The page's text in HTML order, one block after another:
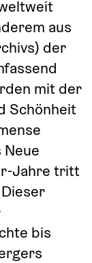
aus
der
mit der
Schönheit
Neue
Jahre tritt
bis